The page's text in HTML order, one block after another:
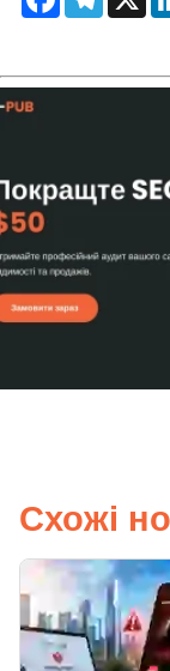
Схожі